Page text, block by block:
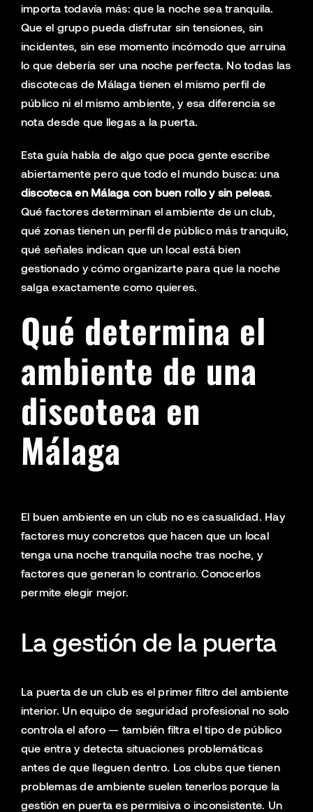
importa todavía más: que la noche sea tranquila.
Que el grupo pueda disfrutar sin tensiones, sin
incidentes, sin ese momento incómodo que arruina
lo que debería ser una noche perfecta. No todas las
discotecas de Málaga tienen el mismo perfil de
público ni el mismo ambiente, y esa diferencia se
nota desde que llegas a la puerta.
Esta guía habla de algo que poca gente escribe
abiertamente pero que todo el mundo busca: una
discoteca en Málaga con buen rollo y sin peleas.
Qué factores determinan el ambiente de un club,
qué zonas tienen un perfil de público más tranquilo,
qué señales indican que un local está bien
gestionado y cómo organizarte para que la noche
salga exactamente como quieres.
Qué determina el
ambiente de una
discoteca en
Málaga
El buen ambiente en un club no es casualidad. Hay
factores muy concretos que hacen que un local
tenga una noche tranquila noche tras noche, y
factores que generan lo contrario. Conocerlos
permite elegir mejor.
La gestión de la puerta
La puerta de un club es el primer filtro del ambiente
interior. Un equipo de seguridad profesional no solo
controla el aforo — también filtra el tipo de público
que entra y detecta situaciones problemáticas
antes de que lleguen dentro. Los clubs que tienen
problemas de ambiente suelen tenerlos porque la
gestión en puerta es permisiva o inconsistente. Un